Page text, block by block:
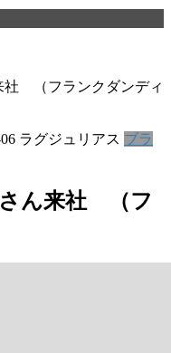
社 （フランクダンディ
ラグジュリアス ブラ
ん来社 （フ